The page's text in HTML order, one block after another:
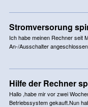
Stromversorung
Ich habe meinen Rechner seit
An-/Ausschalter
Hilfe der Rechner
Hallo ,habe mir vor zwei
Betriebssystem gekauft.Nun